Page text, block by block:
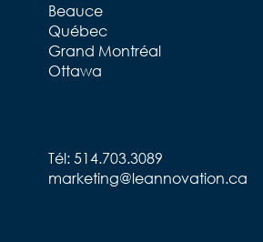
Beauce
Québec
Grand Montréal
Ottawa
Tél: 514.703.3089
marketing@leannovation.ca